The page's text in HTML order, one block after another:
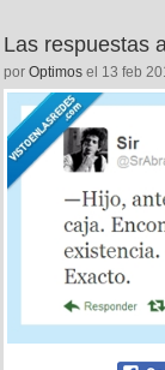
Las respuestas
por Optimos el 13 feb